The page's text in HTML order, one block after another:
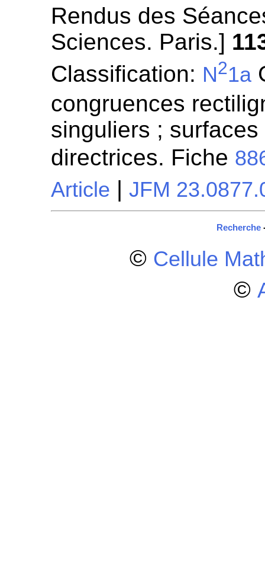
Rendus des
Sciences. Paris.]
Classification: N21a
congruences
singuliers ;
directrices. Fiche
Article |JFM
Recherche
© Cellule
©